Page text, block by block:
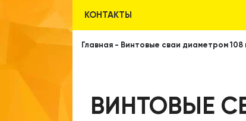
КОНТАКТЫ
Главная - Винтовые сваи диаметром
ВИНТОВЫЕ